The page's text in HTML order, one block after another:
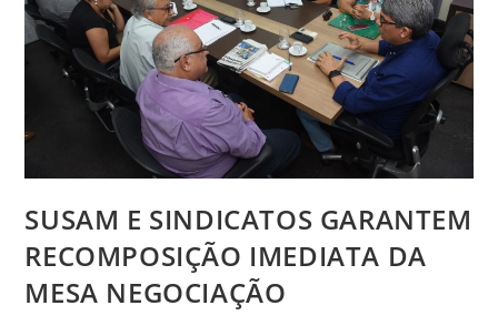
SUSAM E SINDICATOS GARANTEM
RECOMPOSIÇÃO IMEDIATA DA
MESA NEGOCIAÇÃO